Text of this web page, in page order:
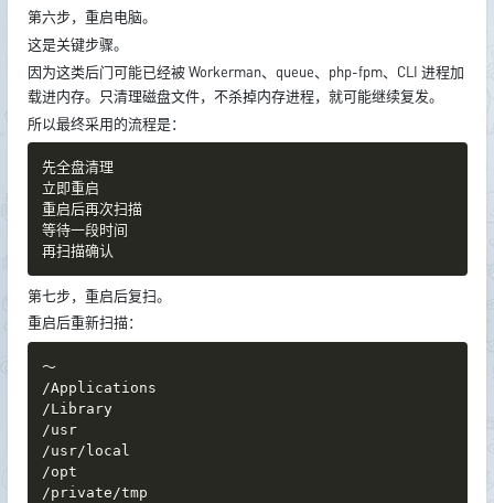
第六步，重启电脑。
这是关键步骤。
因为这类后门可能已经被 Workerman、queue、php-fpm、CLI 进程加
载进内存。只清理磁盘文件，不杀掉内存进程，就可能继续复发。
所以最终采用的流程是：
先全盘清理
立即重启
重启后再次扫描
等待一段时间
再扫描确认
第七步，重启后复扫。
重启后重新扫描：
～
/Applications
/Library
/usr
/usr/local
/opt
/private/tmp